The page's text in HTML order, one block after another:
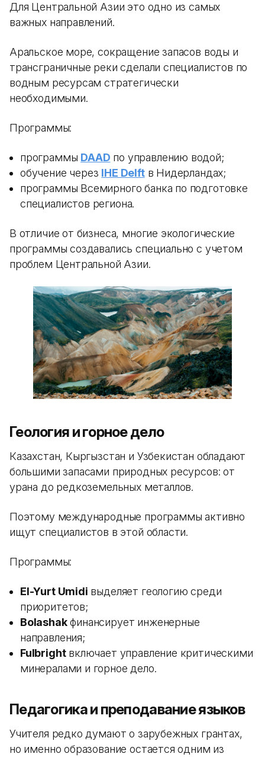
Для Центральной Азии это одно из самых
важных направлений.
Аральское море, сокращение запасов воды и
трансграничные реки сделали специалистов по
водным ресурсам стратегически
необходимыми.
Программы:
программы DAAD по управлению водой;
обучение через IHE Delftв Нидерландах;
программы Всемирного банка по подготовке
специалистов региона.
В отличие от бизнеса, многие экологические
программы создавались специально с учетом
проблем Центральной Азии.
Геология и горное дело
Казахстан, Кыргызстан и Узбекистан обладают
большими запасами природных ресурсов: от
урана до редкоземельных металлов.
Поэтому международные программы активно
ищут специалистов в этой области.
Программы:
El-Yurt Umidi выделяет геологию среди
приоритетов;
Bolashakфинансирует инженерные
направления;
Fulbrightвключает управление критическими
минералами и горное дело.
Педагогика и преподавание языков
Учителя редко думают о зарубежных грантах,
но именно образование остается одним из